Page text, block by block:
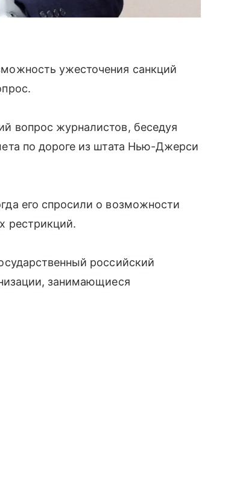
ужесточения санкций
вопрос журналистов, беседуя
по дороге из штата Нью-Джерси
его спросили о возможности
рестрикций.
российский
занимающиеся